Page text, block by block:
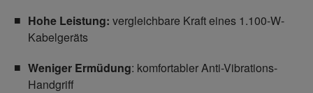
Hohe Leistung: vergleichbare Kraft eines 1.100-W-
Kabelgeräts
Weniger Ermüdung: komfortabler Anti-Vibrations-
Handgriff